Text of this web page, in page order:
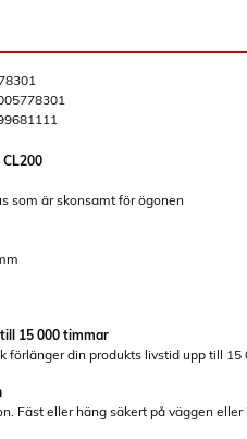
CL200
som är skonsamt för ögonen
15 000 timmar
förlänger din produkts livstid upp till 15
Fäst eller häng säkert på väggen